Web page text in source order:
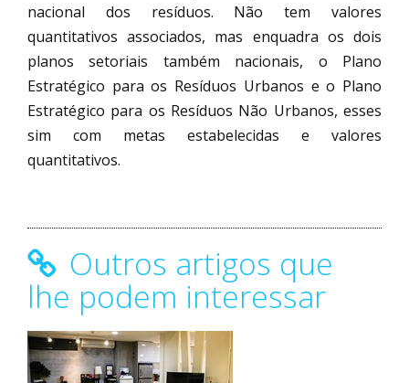
nacional dos resíduos. Não tem valores
quantitativos associados, mas enquadra os dois
planos setoriais também nacionais, o Plano
Estratégico para os Resíduos Urbanos e o Plano
Estratégico para os Resíduos Não Urbanos, esses
sim com metas estabelecidas e valores
quantitativos.
Outros artigos que
lhe podem interessar